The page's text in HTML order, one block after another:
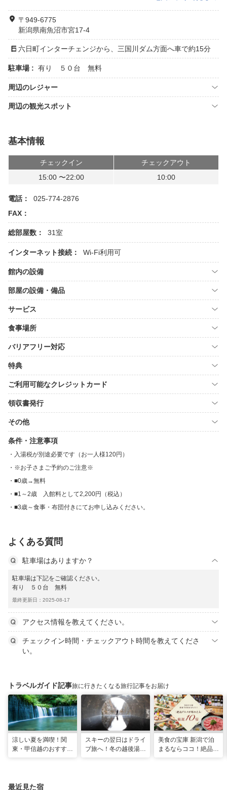
〒949-6775
新潟県南魚沼市宮17-4
六日町インターチェンジから、三国川ダム方面へ車で約15分
駐車場 : 有り ５０台 無料
周辺のレジャー
周辺の観光スポット
基本情報
チェックイン
チェックアウト
15:00 〜22:00
10:00
電話：
025-774-2876
FAX：
総部屋数： 31室
インターネット接続： Wi-Fi利用可
館内の設備
部屋の設備・備品
サービス
食事場所
バリアフリー対応
特典
ご利用可能なクレジットカード
領収書発行
その他
条件・注意事項
入湯税が別途必要です（お一人様120円）
※お子さまご予約のご注意※
■0歳→無料
■1～2歳 入館料として2,200円（税込）
■3歳～食事・布団付きにてお申し込みください。
よくある質問
駐車場はありますか？
駐車場は下記をご確認ください。
有り ５０台 無料
最終更新日：2025-08-17
アクセス情報を教えてください。
チェックイン時間・チェックアウト時間を教えてくださ
い。
トラベルガイド記事旅に行きたくなる旅行記事をお届け
涼しい夏を満喫！関
東・甲信越のおすすめ
スキーの翌日はドライ
ブ旅へ！冬の越後湯沢
美食の宝庫 新潟で泊
まるならココ！絶品グ
最近見た宿